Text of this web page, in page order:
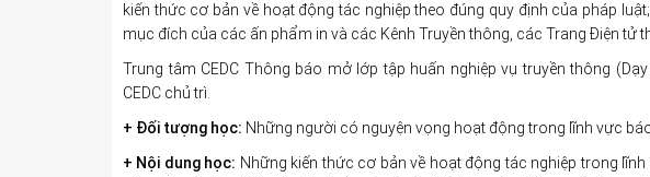
kiến thức cơ bản về hoạt động tác nghiệp theo đúng quy định của pháp
mục đích của các ấn phẩm in và các Kênh Truyền thông, các Trang Điện tử
Trung tâm CEDC Thông báo mở lớp tập huấn nghiệp vụ truyền thông
CEDC chủ trì.
+ Đối tượng học: Những người có nguyện vọng hoạt động trong lĩnh vực
+ Nội dung học: Những kiến thức cơ bản về hoạt động tác nghiệp trong